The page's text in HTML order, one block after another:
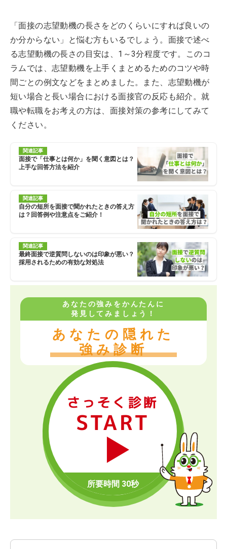
「面接の志望動機の長さをどのくらいにすれば良いの
か分からない」と悩む方もいるでしょう。面接で述べ
る志望動機の長さの目安は、1～3分程度です。このコ
ラムでは、志望動機を上手くまとめるためのコツや時
間ごとの例文などをまとめました。また、志望動機が
短い場合と長い場合における面接官の反応も紹介。就
職や転職をお考えの方は、面接対策の参考にしてみて
ください。
関連記事
面接で「仕事とは何か」を聞く意図とは？
上手な回答方法を紹介
関連記事
自分の短所を面接で聞かれたときの答え方
は？回答例や注意点をご紹介！
関連記事
最終面接で逆質問しないのは印象が悪い？
採用されるための有効な対処法
あなたの強みをかんたんに
発見してみましょう！
あなたの隠れた
強み診断
さっそく診断
START